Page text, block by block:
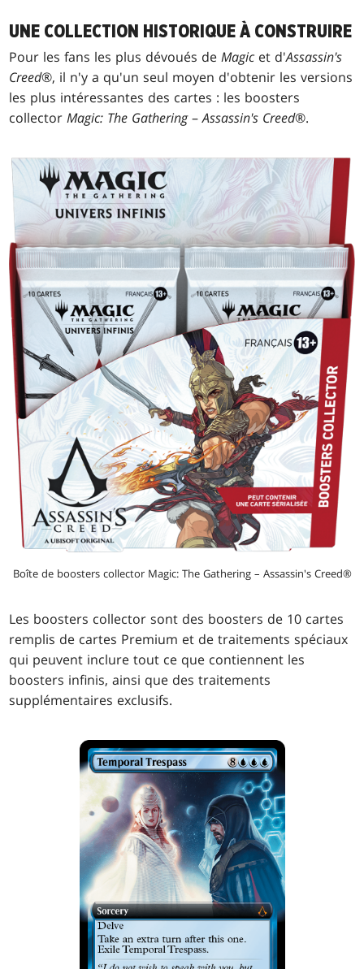
UNE COLLECTION HISTORIQUE À CONSTRUIRE
Pour les fans les plus dévoués deMagic et d'Assassin's
Creed®, il n'y a qu'un seul moyen d'obtenir les versions
les plus intéressantes des cartes : les boosters
collectorMagic: The Gathering–Assassin's Creed®.
Boîte de boosters collector Magic: The Gathering – Assassin's Creed®
Les boosters collector sont des boosters de 10 cartes
remplis de cartes Premium et de traitements spéciaux
qui peuvent inclure tout ce que contiennent les
boosters infinis, ainsi que des traitements
supplémentaires exclusifs.